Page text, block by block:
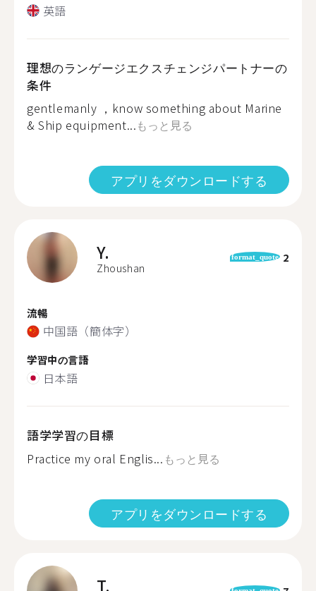
英語
理想のランゲージエクスチェンジパートナーの
条件
gentlemanly ，know something about Marine
& Ship equipment...もっと見る
アプリをダウンロードする
Y.
Zhoushan
format_quote 2
流暢
中国語（簡体字）
学習中の言語
日本語
語学学習の目標
Practice my oral Englis... もっと見る
アプリをダウンロードする
T.